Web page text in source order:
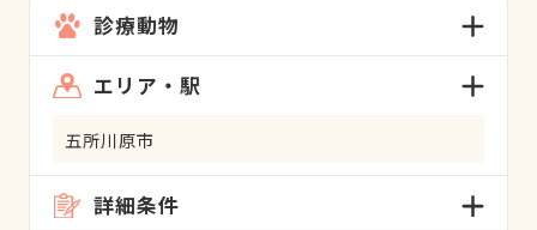
診療動物
エリア・駅
五所川原市
詳細条件